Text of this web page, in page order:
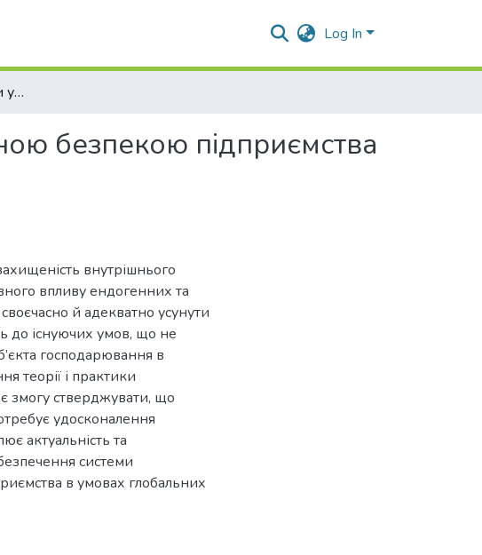
Log In
Забезпечення системи управління економічною безпекою підприємства
безпекою підприємства
внутрішнього
впливу ендогенних та
й адекватно усунути
до існуючих умов, що не
господарювання в
теорії і практики
змогу стверджувати, що
удосконалення
актуальність та
системи
в умовах глобальних